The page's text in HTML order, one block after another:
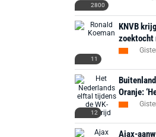
2800
11
KNVB
zoektocht
12
Oranje:
Ajax-